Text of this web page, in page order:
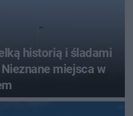
historią i śladami
miejsca w